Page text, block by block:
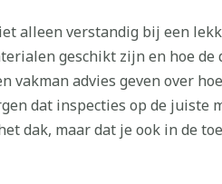
alleen verstandig bij een
geschikt zijn en hoe
vakman advies geven over
dat inspecties op de juiste
dak, maar dat je ook in de